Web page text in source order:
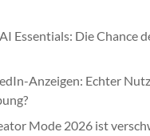
Essentials: Die Chance
Anzeigen: Echter
Mode 2026 ist